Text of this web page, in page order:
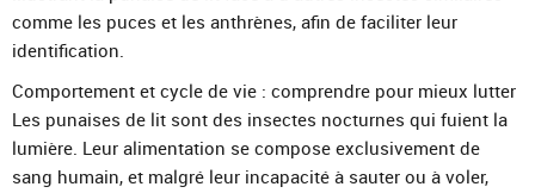
comme les puces et les anthrènes, afin de faciliter leur
identification.
Comportement et cycle de vie : comprendre pour mieux lutter
Les punaises de lit sont des insectes nocturnes qui fuient la
lumière. Leur alimentation se compose exclusivement de
sang humain, et malgré leur incapacité à sauter ou à voler,